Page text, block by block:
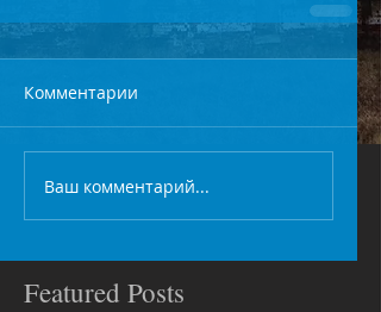
Комментарии
Ваш комментарий...
Featured Posts